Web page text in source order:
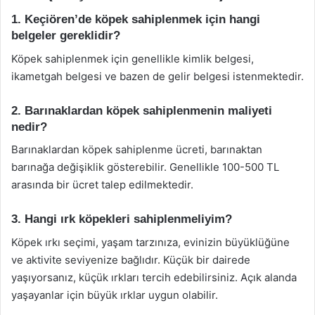
1. Keçiören’de köpek sahiplenmek için hangi
belgeler gereklidir?
Köpek sahiplenmek için genellikle kimlik belgesi,
ikametgah belgesi ve bazen de gelir belgesi istenmektedir.
2. Barınaklardan köpek sahiplenmenin maliyeti
nedir?
Barınaklardan köpek sahiplenme ücreti, barınaktan
barınağa değişiklik gösterebilir. Genellikle 100-500 TL
arasında bir ücret talep edilmektedir.
3. Hangi ırk köpekleri sahiplenmeliyim?
Köpek ırkı seçimi, yaşam tarzınıza, evinizin büyüklüğüne
ve aktivite seviyenize bağlıdır. Küçük bir dairede
yaşıyorsanız, küçük ırkları tercih edebilirsiniz. Açık alanda
yaşayanlar için büyük ırklar uygun olabilir.